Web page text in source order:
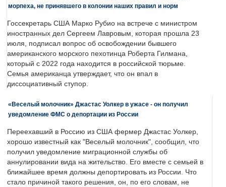
морпеха, не принявшего в колонии наших правил и норм
Госсекретарь США Марко Рубио на встрече с министром
иностранных дел Сергеем Лавровым, которая прошла 23
июля, подписал вопрос об освобождении бывшего
американского морского пехотинца Роберта Гилмана,
который с 2022 года находится в российской тюрьме.
Семья американца утверждает, что он впал в
диссоциативный ступор.
«Веселый молочник» Джастас Уолкер в ужасе - он получил
уведомление ФМС о депортации из России
Переехавший в Россию из США фермер Джастас Уолкер,
хорошо известный как "Веселый молочник", сообщил, что
получил уведомление миграционной службы об
аннулировании вида на жительство. Его вместе с семьей в
ближайшее время должны депортировать из России. Что
стало причиной такого решения, он, по его словам, не